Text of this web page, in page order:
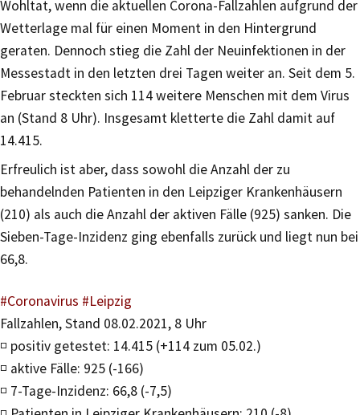
Wohltat, wenn die aktuellen Corona-Fallzahlen aufgrund der
Wetterlage mal für einen Moment in den Hintergrund
geraten. Dennoch stieg die Zahl der Neuinfektionen in der
Messestadt in den letzten drei Tagen weiter an. Seit dem 5.
Februar steckten sich 114 weitere Menschen mit dem Virus
an (Stand 8 Uhr). Insgesamt kletterte die Zahl damit auf
14.415.
Erfreulich ist aber, dass sowohl die Anzahl der zu
behandelnden Patienten in den Leipziger Krankenhäusern
(210) als auch die Anzahl der aktiven Fälle (925) sanken. Die
Sieben-Tage-Inzidenz ging ebenfalls zurück und liegt nun bei
66,8.
#Coronavirus #Leipzig
Fallzahlen, Stand 08.02.2021, 8 Uhr
◽️ positiv getestet: 14.415 (+114 zum 05.02.)
◽️ aktive Fälle: 925 (-166)
◽️ 7-Tage-Inzidenz: 66,8 (-7,5)